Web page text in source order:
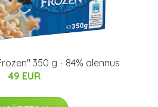
350 g - 84% alennus
49 EUR